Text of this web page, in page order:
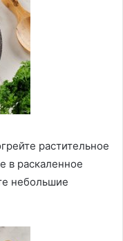
растительное
в раскаленное
небольшие